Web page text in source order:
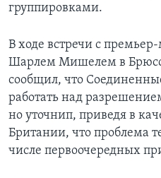
группировками.
В ходе встречи с
Шарлем Мишелем в
сообщил, что
работать над
но уточнип, приведя в
Британии, что проблема
числе первоочередных